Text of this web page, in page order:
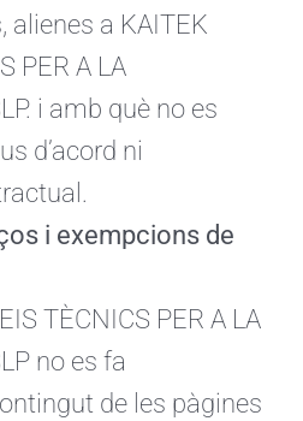
alienes a KAITEK
PER A LA
i amb què no es
d’acord ni
i exempcions de
TÈCNICS PER A LA
no es fa
de les pàgines